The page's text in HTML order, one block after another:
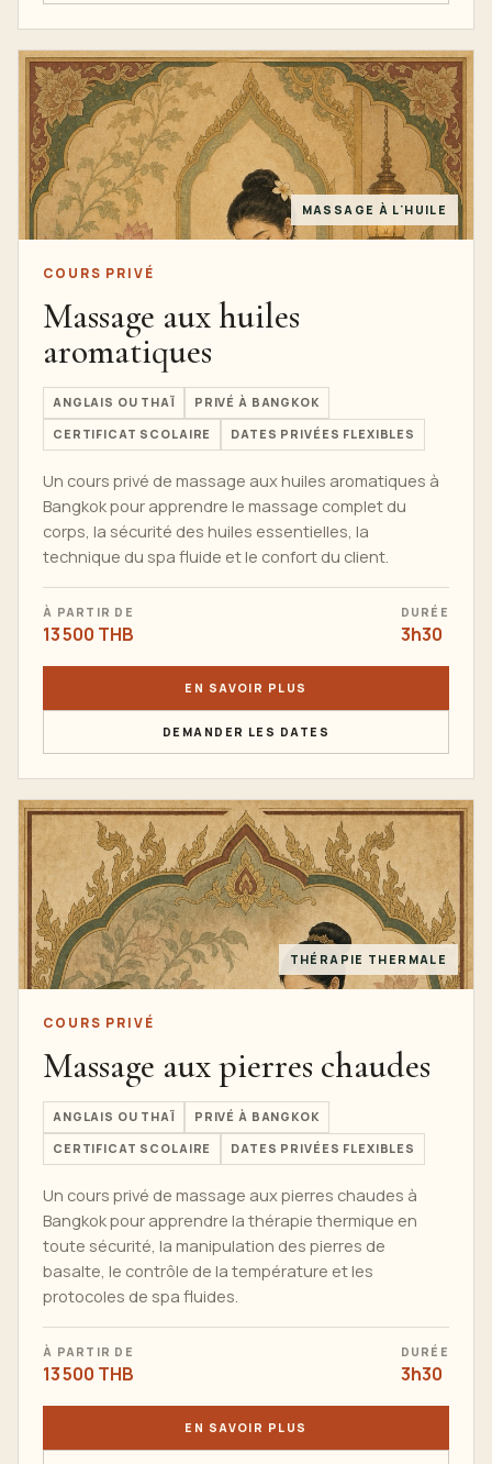
MASSAGE À L'HUILE
COURS PRIVÉ
Massage aux huiles
aromatiques
ANGLAIS OU THAÏ PRIVÉ À BANGKOK
CERTIFICAT SCOLAIRE DATES PRIVÉES FLEXIBLES
Un cours privé de massage aux huiles aromatiques à
Bangkok pour apprendre le massage complet du
corps, la sécurité des huiles essentielles, la
technique du spa fluide et le confort du client.
À PARTIR DE
13 500 THB
DURÉE
3h30
EN SAVOIR PLUS
DEMANDER LES DATES
THÉRAPIE THERMALE
COURS PRIVÉ
Massage aux pierres chaudes
ANGLAIS OU THAÏ PRIVÉ À BANGKOK
CERTIFICAT SCOLAIRE DATES PRIVÉES FLEXIBLES
Un cours privé de massage aux pierres chaudes à
Bangkok pour apprendre la thérapie thermique en
toute sécurité, la manipulation des pierres de
basalte, le contrôle de la température et les
protocoles de spa fluides.
À PARTIR DE
13 500 THB
DURÉE
3h30
EN SAVOIR PLUS